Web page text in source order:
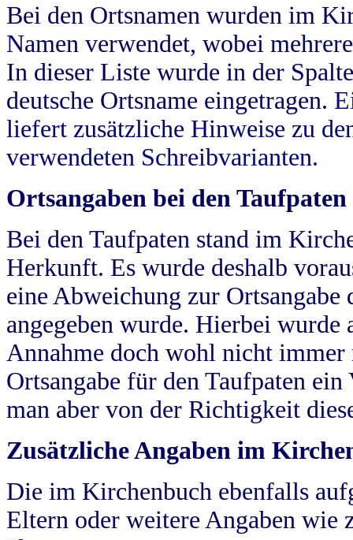
Bei den Ortsnamen wurden im
Namen verwendet, wobei
In dieser Liste wurde in der
deutsche Ortsname eingetragen.
liefert zusätzliche Hinweise zu
verwendeten Schreibvarianten.
Ortsangaben bei den Taufpaten
Bei den Taufpaten stand im
Herkunft. Es wurde deshalb
eine Abweichung zur
angegeben wurde. Hierbei wurde
Annahme doch wohl nicht
Ortsangabe für den Taufpaten
man aber von der Richtigkeit
Zusätzliche Angaben im
Die im Kirchenbuch ebenfalls
Eltern oder weitere Angaben wie